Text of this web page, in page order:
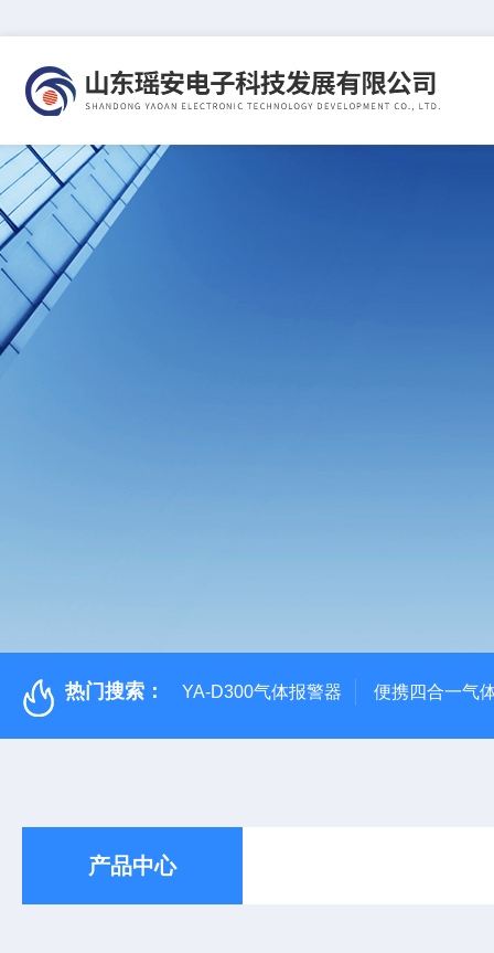
热门搜索： YA-D300气体报警器 便携四合一气
产品中心